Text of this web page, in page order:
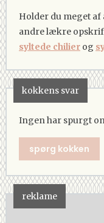
Holder du meget af
andre lækre
syltede chilier og
kokkens svar
Ingen har spurgt
spørg kokken
reklame